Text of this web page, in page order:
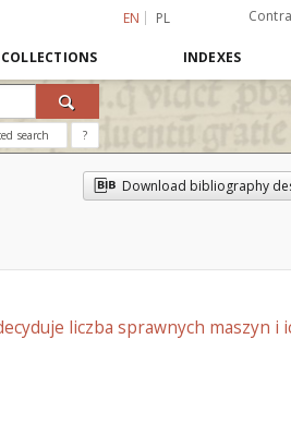
EN PL
COLLECTIONS INDEXES
search ?
Download bibliography
liczba sprawnych maszyn i